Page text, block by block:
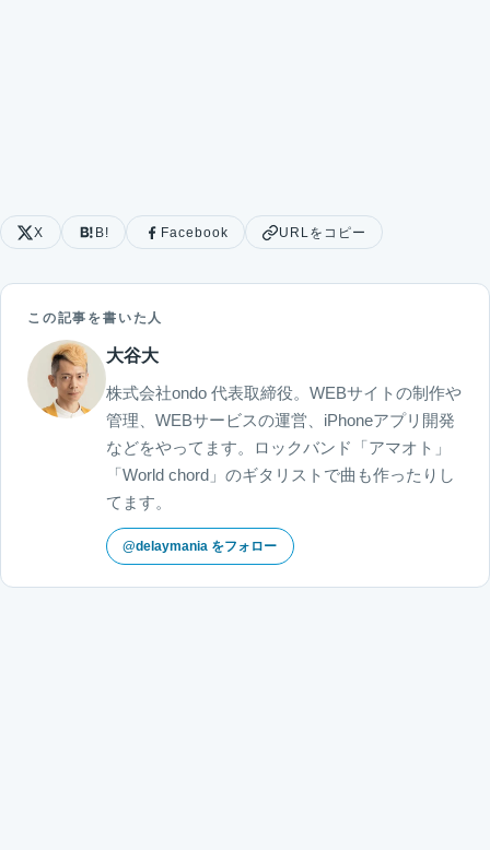
X B! Facebook URLをコピー
この記事を書いた人
大谷大
株式会社ondo 代表取締役。WEBサイトの制作や
管理、WEBサービスの運営、iPhoneアプリ開発
などをやってます。ロックバンド「アマオト」
「World chord」のギタリストで曲も作ったりし
てます。
@delaymania をフォロー